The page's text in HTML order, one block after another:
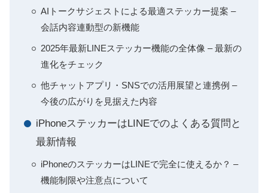
AIトークサジェストによる最適ステッカー提案 –
会話内容連動型の新機能
2025年最新LINEステッカー機能の全体像 – 最新の
進化をチェック
他チャットアプリ・SNSでの活用展望と連携例 –
今後の広がりを見据えた内容
iPhoneステッカーはLINEでのよくある質問と
最新情報
iPhoneのステッカーはLINEで完全に使えるか？ –
機能制限や注意点について